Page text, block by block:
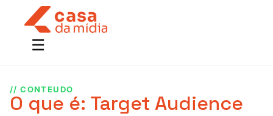
// CONTEUDO
O que é: Target Audience